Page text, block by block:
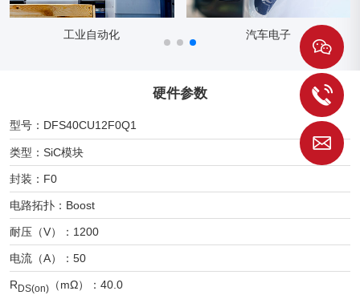
工业自动化 汽车电子
硬件参数
型号：DFS40CU12F0Q1
类型：SiC模块
封装：F0
电路拓扑：Boost
耐压（V）：1200
电流（A）：50
RDS(on) （mΩ）：40.0